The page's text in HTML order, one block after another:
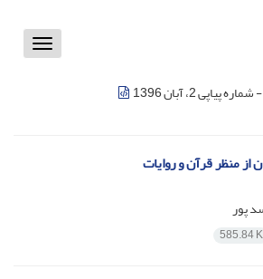
Toggle
از منظر قرآن و روایات
پور
585.84 K